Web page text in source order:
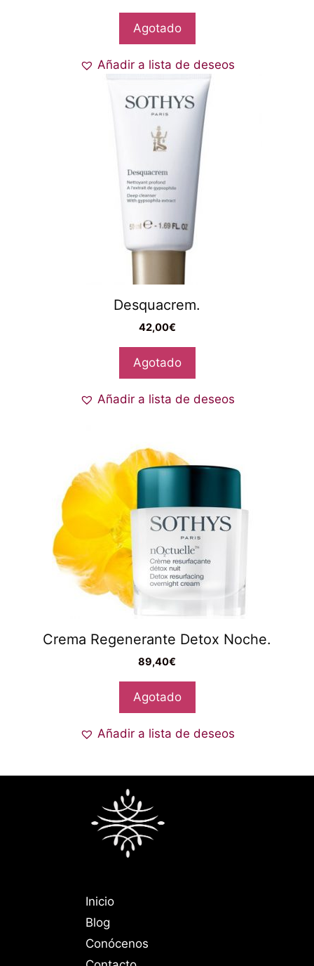
Agotado
Añadir a lista de deseos
Desquacrem.
42,00€
Agotado
Añadir a lista de deseos
Crema Regenerante Detox Noche.
89,40€
Agotado
Añadir a lista de deseos
Inicio
Blog
Conócenos